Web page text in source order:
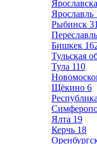
Ярославль
Рыбинск 31
Бишкек
Тульская
Тула 110
Щёкино 6
Ялта 19
Керчь 18